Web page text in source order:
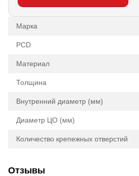
Марка
PCD
Материал
Толщина
Внутренний диаметр (мм)
Диаметр ЦО (мм)
Количество крепежных отверстий
Отзывы